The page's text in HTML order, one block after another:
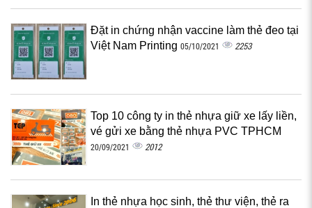
Đặt in chứng nhận vaccine làm thẻ đeo tại
Việt Nam Printing 05/10/2021 2253
Top 10 công ty in thẻ nhựa giữ xe lấy liền,
vé gửi xe bằng thẻ nhựa PVC TPHCM
20/09/2021 2012
In thẻ nhựa học sinh, thẻ thư viện, thẻ ra